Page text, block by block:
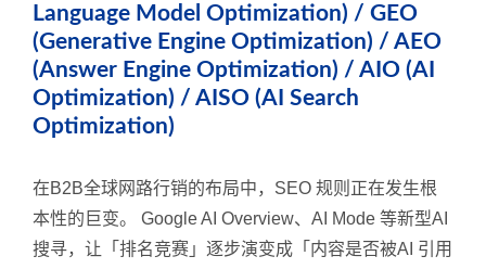
Language Model Optimization) / GEO
(Generative Engine Optimization) / AEO
(Answer Engine Optimization) / AIO (AI
Optimization) / AISO (AI Search
Optimization)
在B2B全球网路行销的布局中，SEO 规则正在发生根
本性的巨变。 Google AI Overview、AI Mode 等新型AI
搜寻，让「排名竞赛」逐步演变成「内容是否被AI 引用